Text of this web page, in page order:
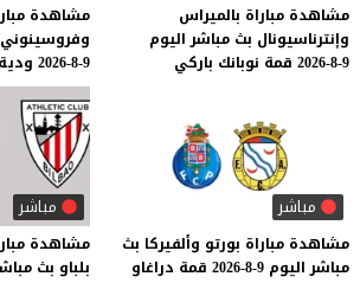
مشاهدة مباراة بالميراس
وإنترناسيونال بث مباشر اليوم
9-8-2026
قمة نوبانك باركي
مشاهدة
وفروسينوني
9-8-2026
ودية
مباشر
مشاهدة مباراة بورتو وألفيركا بث
مباشر اليوم 9-8-2026 قمة دراغاو
مباشر
مشاهدة
بلباو بث